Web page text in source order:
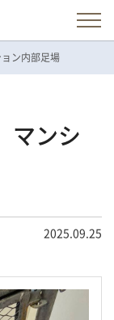
ン内部足場
ンシ
2025.09.25